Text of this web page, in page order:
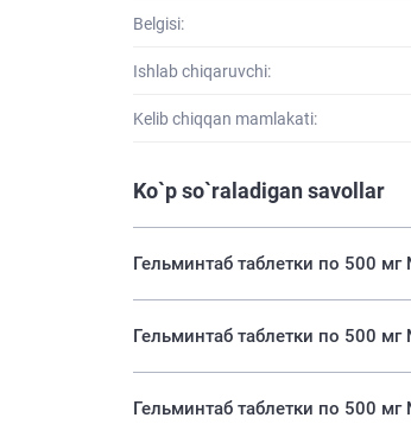
Belgisi:
Ishlab chiqaruvchi:
Kelib chiqqan mamlakati:
Ko`p so`raladigan savollar
Гельминтаб таблетки по 500
Гельминтаб таблетки по 500
Гельминтаб таблетки по 500